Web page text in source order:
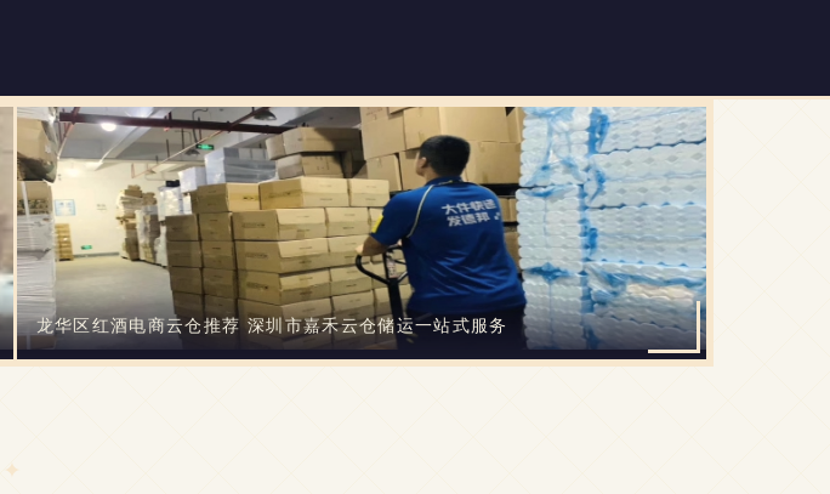
龙华区红酒电商云仓推荐 深圳市嘉禾云仓储运一站式服务